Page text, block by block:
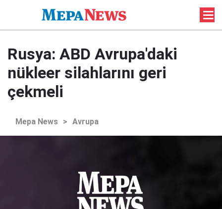
Rusya: ABD Avrupa'daki
nükleer silahlarını geri
çekmeli
Mepa News > Avrupa